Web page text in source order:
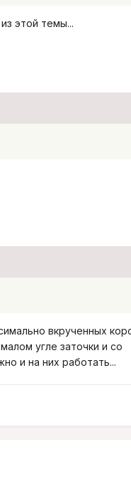
этой темы...
вкрученных
угле заточки и со
и на них работать...